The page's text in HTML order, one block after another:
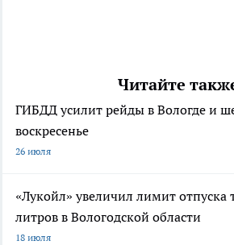
Читайте
ГИБДД усилит рейды в Вологде и
воскресенье
26 июля
«Лукойл» увеличил лимит отпуска
литров в Вологодской области
18 июля